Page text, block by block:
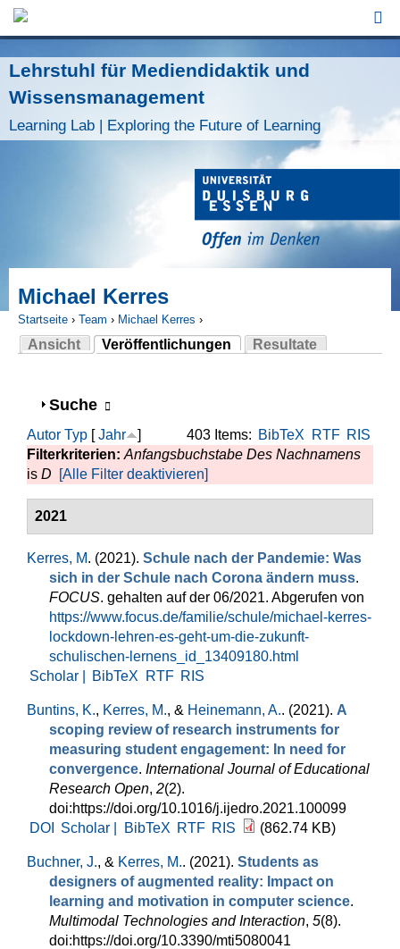
Lehrstuhl für Mediendidaktik und
Wissensmanagement
Learning Lab | Exploring the Future of Learning
Michael Kerres
Sie sind hier
Startseite › Team › Michael Kerres ›
Ansicht
Veröffentlichungen
(aktiver Reiter)
Resultate
Anzeigen
Suche
403 Items: BibTeX RTF RIS
Autor Typ [Jahr
]
Filterkriterien: Anfangsbuchstabe Des Nachnamens
is D [Alle Filter deaktivieren]
2021
Kerres, M. (2021). Schule nach der Pandemie: Was
sich in der Schule nach Corona ändern muss.
FOCUS. gehalten auf der 06/2021. Abgerufen von
https://www.focus.de/familie/schule/michael-kerres-
lockdown-lehren-es-geht-um-die-zukunft-
schulischen-lernens_id_13409180.html
Scholar |
BibTeX RTF RIS
Buntins, K., Kerres, M., & Heinemann, A.. (2021). A
scoping review of research instruments for
measuring student engagement: In need for
convergence. International Journal of Educational
Research Open, 2(2).
doi:https://doi.org/10.1016/j.ijedro.2021.100099
DOI
Scholar | BibTeX RTF RIS (862.74 KB)
Buchner, J., & Kerres, M.. (2021). Students as
designers of augmented reality: Impact on
learning and motivation in computer science.
Multimodal Technologies and Interaction, 5(8).
doi:https://doi.org/10.3390/mti5080041